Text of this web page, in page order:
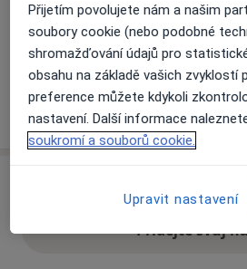
Dostupnost
Na této adrese online kalendář
Co mám v takové situaci udělat?
Více
o
Přidejte svůj
Přijetím povolujete nám a našim
soubory cookie (nebo podobné
shromažďování údajů pro
obsahu na základě vašich zvyklostí
preference můžete kdykoli
nastavení. Další informace
soukromí a souborů cookie.
Upravit nastavení